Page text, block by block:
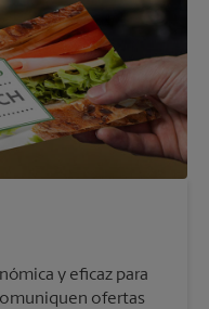
y eficaz para
ofertas